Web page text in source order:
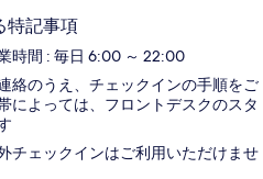
特記事項
時間 : 毎日 6:00 ～ 22:00
絡のうえ、チェックインの手順をご
によっては、フロントデスクのスタ
チェックインはご利用いただけませ